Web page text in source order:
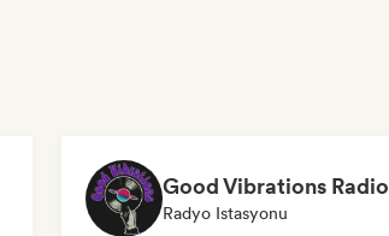
Good Vibrations Radio
Radyo Istasyonu